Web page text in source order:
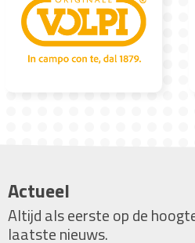
Actueel
Altijd als eerste op de
laatste nieuws.